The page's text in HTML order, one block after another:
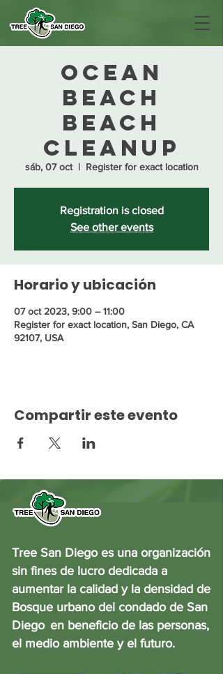
Ocean
Beach
Beach
Cleanup
sáb, 07 oct
  |
Register for exact location
Registration is closed
See other events
Horario y ubicación
07 oct 2023, 9:00 – 11:00
Register for exact location, San Diego, CA
92107, USA
Compartir este evento
Tree San Diego es una organización
sin fines de lucro dedicada a
aumentar la calidad y la densidad de
Bosque urbano del condado de San
Diego en beneficio de las personas,
el medio ambiente y el futuro.